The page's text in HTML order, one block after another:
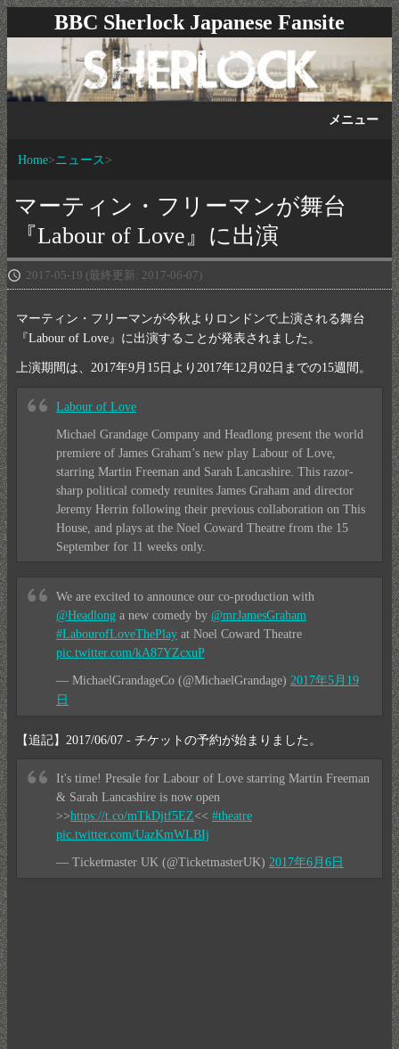
BBC Sherlock Japanese Fansite
メニュー
Home ニュース
マーティン・フリーマンが舞台
『Labour of Love』に出演
2017-05-19 (最終更新: 2017-06-07)
マーティン・フリーマンが今秋よりロンドンで上演される舞台
『Labour of Love』に出演することが発表されました。
上演期間は、2017年9月15日より2017年12月02日までの15週間。
Labour of Love
Michael Grandage Company and Headlong present the world
premiere of James Graham’s new play Labour of Love,
starring Martin Freeman and Sarah Lancashire. This razor-
sharp political comedy reunites James Graham and director
Jeremy Herrin following their previous collaboration on This
House, and plays at the Noel Coward Theatre from the 15
September for 11 weeks only.
We are excited to announce our co-production with
@Headlong a new comedy by @mrJamesGraham
#LabourofLoveThePlay at Noel Coward Theatre
pic.twitter.com/kA87YZcxuP
— MichaelGrandageCo (@MichaelGrandage) 2017年5月19
日
【追記】2017/06/07 - チケットの予約が始まりました。
It's time! Presale for Labour of Love starring Martin Freeman
& Sarah Lancashire is now open
>>https://t.co/mTkDjtf5EZ<< #theatre
pic.twitter.com/UazKmWLBIj
— Ticketmaster UK (@TicketmasterUK) 2017年6月6日